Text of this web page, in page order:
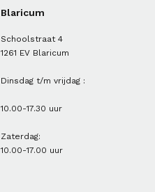
Blaricum
Schoolstraat 4
1261 EV Blaricum
Dinsdag t/m vrijdag :
10.00-17.30 uur
Zaterdag:
10.00-17.00 uur